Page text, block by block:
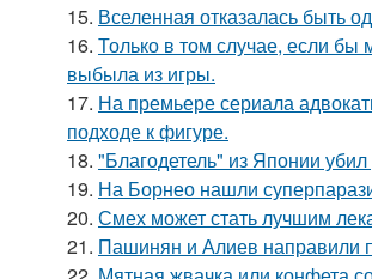
15. Вселенная отказалась быть
16. Только в том случае, если
выбыла из игры.
17. На премьере сериала
подходе к фигуре.
18. "Благодетель" из Японии
19. На Борнео нашли
20. Смех может стать лучшим
21. Пашинян и Алиев направили